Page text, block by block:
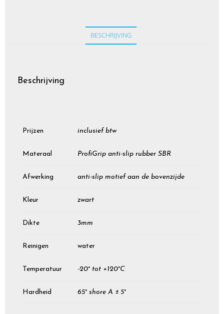
BESCHRIJVING
Beschrijving
Prijzen inclusief btw
Materaal ProfiGrip anti-slip rubber SBR
Afwerking anti-slip motief aan de bovenzijde
Kleur zwart
Dikte 3mm
Reinigen water
Temperatuur -20° tot +120°C
Hardheid 65° shore A ± 5°